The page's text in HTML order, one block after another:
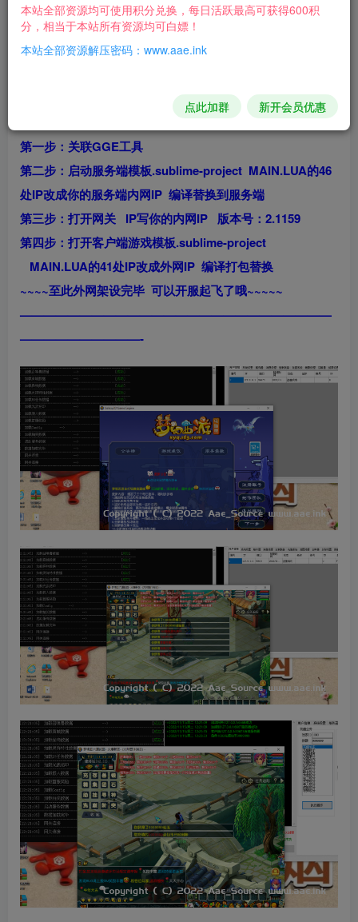
单机玩家：
1.启动服务端的ggeserver.exe
2.启动服务端的佛系笑傲网关v0.99.exe 连接即可
第一步：关联GGE工具
第二步：启动服务端模板.sublime-project MAIN.LUA的46
处IP改成你的服务端内网IP 编译替换到服务端
第三步：打开网关 IP写你的内网IP 版本号：2.1159
第四步：打开客户端游戏模板.sublime-project
MAIN.LUA的41处IP改成外网IP 编译打包替换
~~~~至此外网架设完毕 可以开服起飞了哦~~~~~
——————————————————————————
——————————-
本站全部资源均可使用积分兑换，每日活跃最高可获得600积
分，相当于本站所有资源均可白嫖！
本站全部资源解压密码：www.aae.ink
点此加群 新开会员优惠